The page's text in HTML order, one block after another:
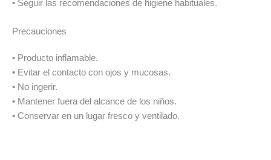
• Seguir las recomendaciones de higiene habituales.
Precauciones
• Producto inflamable.
• Evitar el contacto con ojos y mucosas.
• No ingerir.
• Mantener fuera del alcance de los niños.
• Conservar en un lugar fresco y ventilado.